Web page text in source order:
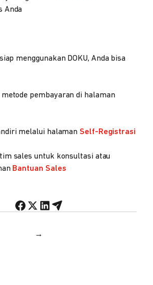
Anda
menggunakan DOKU, Anda bisa
pembayaran di halaman
melalui halaman Self-Registrasi
sales untuk konsultasi atau
Bantuan Sales
→